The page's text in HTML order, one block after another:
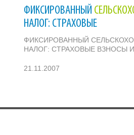
ФИКСИРОВАННЫЙ
НАЛОГ: СТРАХОВЫЕ
ФИКСИРОВАННЫЙ
НАЛОГ: СТРАХОВЫЕ ВЗНОСЫ
21.11.2007